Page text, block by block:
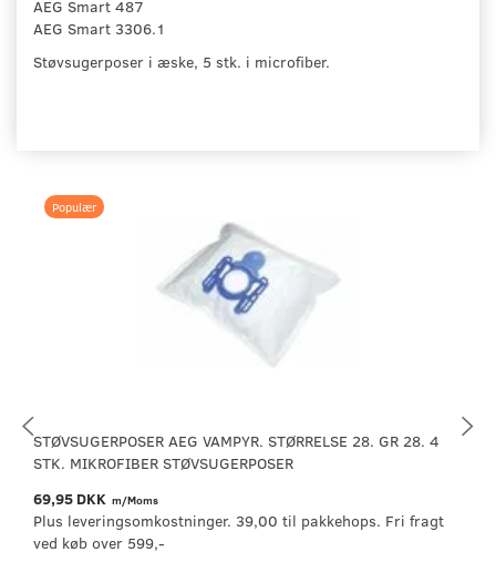
AEG Smart 487
AEG Smart 3306.1
Støvsugerposer i æske, 5 stk. i microfiber.
Populær
STØVSUGERPOSER AEG VAMPYR. STØRRELSE 28. GR 28. 4
STK. MIKROFIBER STØVSUGERPOSER
69,95 DKK m/Moms
Plus leveringsomkostninger. 39,00 til pakkehops. Fri fragt
ved køb over 599,-